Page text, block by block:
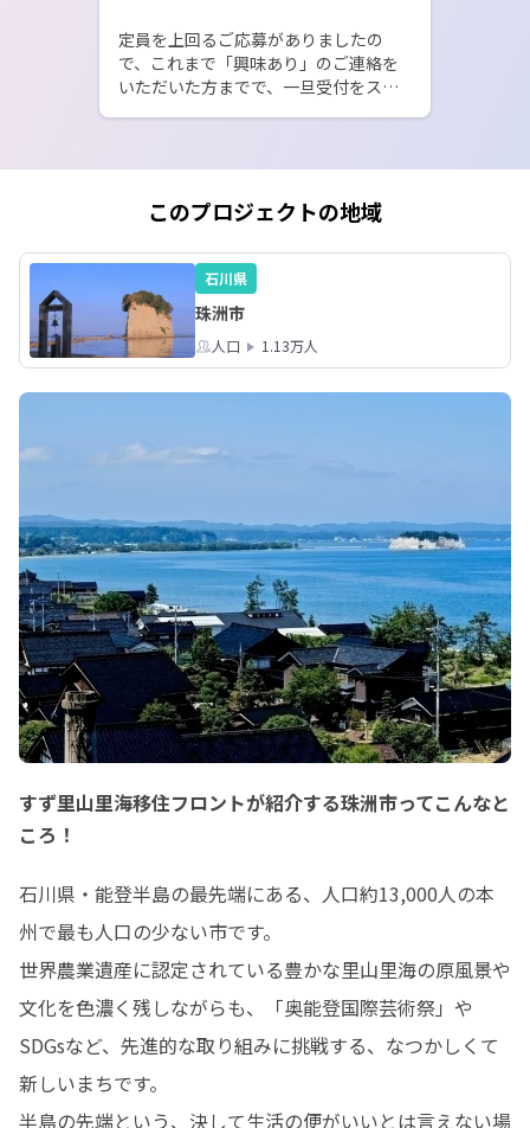
定員を上回るご応募がありましたの
で、これまで「興味あり」のご連絡を
いただいた方までで、一旦受付をスト
このプロジェクトの地域
石川県
珠洲市
人口 1.13万人
すず里山里海移住フロントが紹介する珠洲市ってこんなと
ころ！
石川県・能登半島の最先端にある、人口約13,000人の本
州で最も人口の少ない市です。
世界農業遺産に認定されている豊かな里山里海の原風景や
文化を色濃く残しながらも、「奥能登国際芸術祭」や
SDGsなど、先進的な取り組みに挑戦する、なつかしくて
新しいまちです。
半島の先端という、決して生活の便がいいとは言えない場